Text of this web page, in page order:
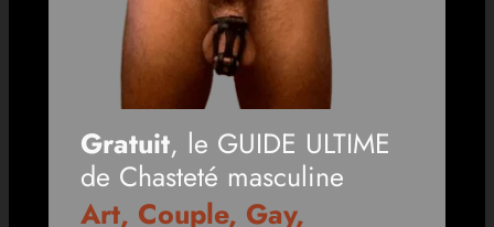
Gratuit, le GUIDE ULTIME
de Chasteté masculine
Art, Couple, Gay,